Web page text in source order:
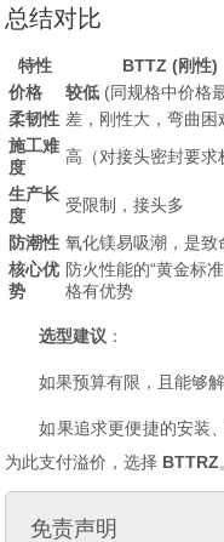
总结对比
特性 BTTZ (刚性)
价格
较低 (同规格中价格
柔韧性 差，刚性大，弯曲困
施工难
度
高（对接头密封要求
生产长
度
受限制，接头多
防潮性 氧化镁易吸潮，是致
核心优
势
防火性能的“黄金标
格有优势
选型建议 ：
如果预算有限，且能够
如果追求更便捷的安装
为此支付溢价，选择 BTTRZ
免责声明